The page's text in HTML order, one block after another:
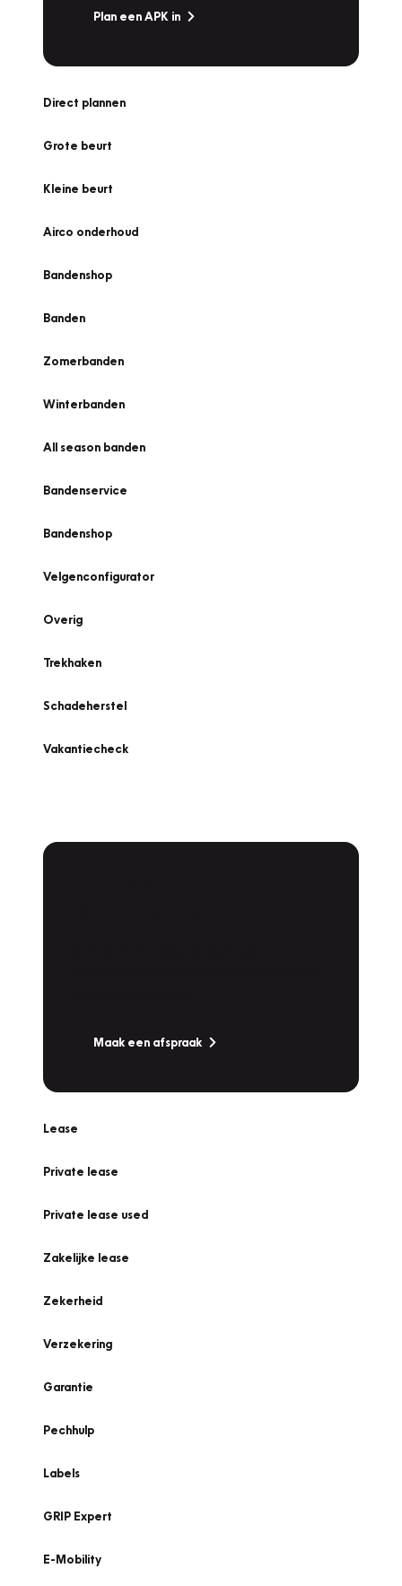
Plan een APK in
Direct plannen
Grote beurt
Kleine beurt
Airco onderhoud
Bandenshop
Banden
Zomerbanden
Winterbanden
All season banden
Bandenservice
Bandenshop
Velgenconfigurator
Overig
Trekhaken
Schadeherstel
Vakantiecheck
Maak een afspraak
Lease
Private lease
Private lease used
Zakelijke lease
Zekerheid
Verzekering
Garantie
Pechhulp
Labels
GRIP Expert
E-Mobility